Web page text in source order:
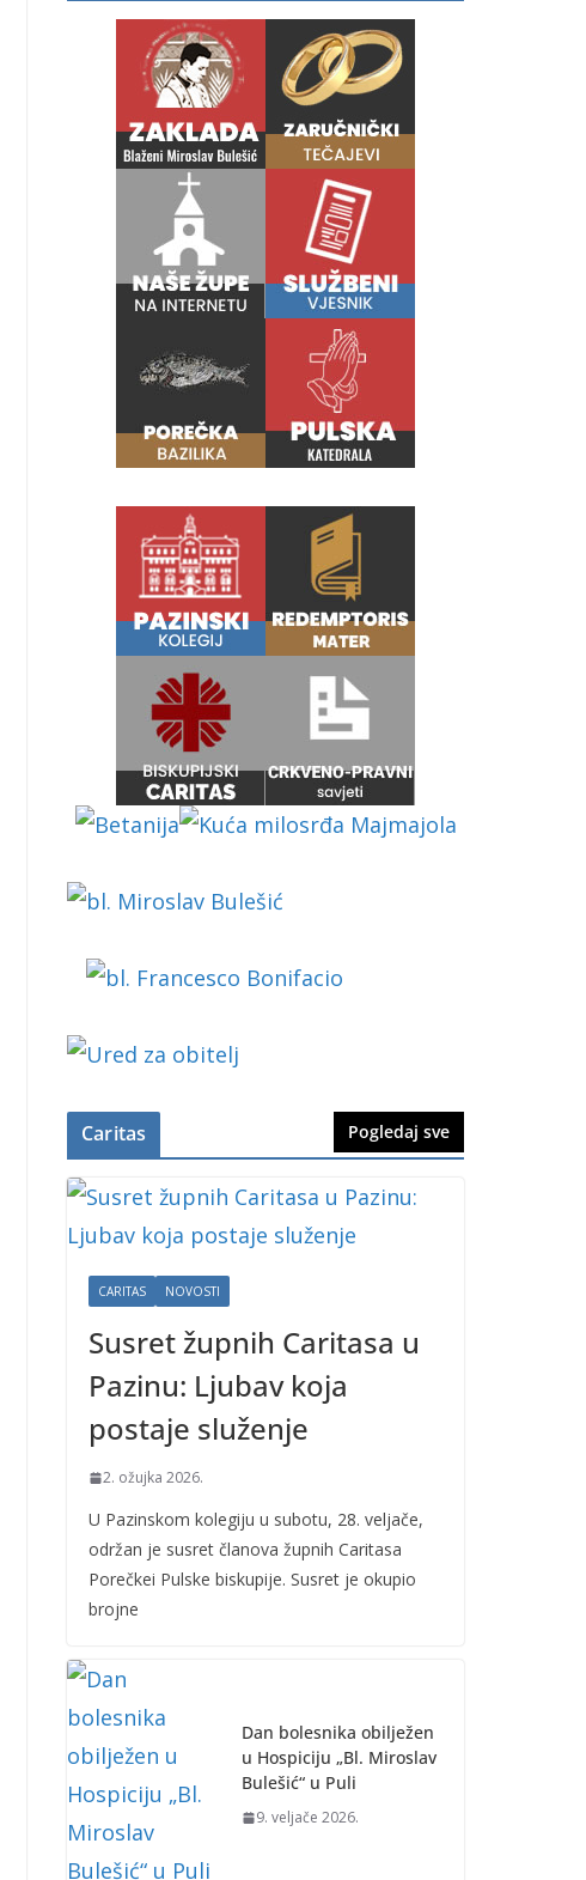
Caritas Pogledaj sve
CARITAS NOVOSTI
Susret župnih Caritasa u
Pazinu: Ljubav koja
postaje služenje
2. ožujka 2026.
U Pazinskom kolegiju u subotu, 28. veljače,
održan je susret članova župnih Caritasa
Porečkei Pulske biskupije. Susret je okupio
brojne
Dan bolesnika obilježen
u Hospiciju „Bl. Miroslav
Bulešić“ u Puli
9. veljače 2026.